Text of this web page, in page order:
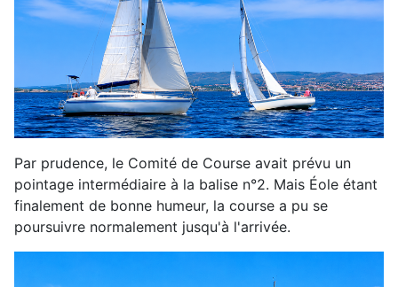
Par prudence, le Comité de Course avait prévu un
pointage intermédiaire à la balise n°2. Mais Éole étant
finalement de bonne humeur, la course a pu se
poursuivre normalement jusqu'à l'arrivée.